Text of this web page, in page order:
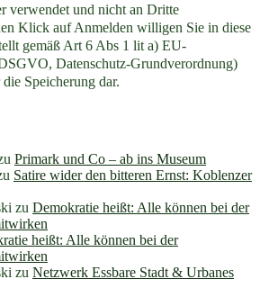
verwendet und nicht an Dritte
Klick auf Anmelden willigen Sie in diese
gemäß Art 6 Abs 1 lit a) EU-
Datenschutz-Grundverordnung)
Speicherung dar.
Primark und Co – ab ins Museum
Satire wider den bitteren Ernst: Koblenzer
zu Demokratie heißt: Alle können bei der
heißt: Alle können bei der
zu Netzwerk Essbare Stadt & Urbanes